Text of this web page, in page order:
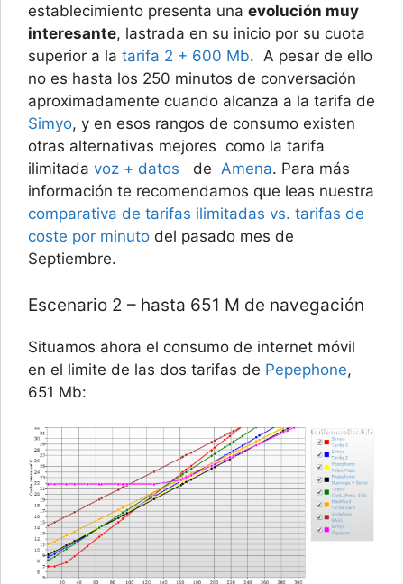
establecimiento presenta una evolución muy
interesante, lastrada en su inicio por su cuota
superior a la tarifa 2 + 600 Mb. A pesar de ello
no es hasta los 250 minutos de conversación
aproximadamente cuando alcanza a la tarifa de
Simyo, y en esos rangos de consumo existen
otras alternativas mejores como la tarifa
ilimitada voz + datos de Amena. Para más
información te recomendamos que leas nuestra
comparativa de tarifas ilimitadas vs. tarifas de
coste por minuto del pasado mes de
Septiembre.
Escenario 2 – hasta 651 M de navegación
Situamos ahora el consumo de internet móvil
en el limite de las dos tarifas de Pepephone,
651 Mb: